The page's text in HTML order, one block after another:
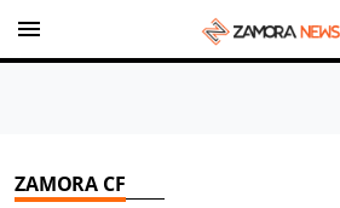
menu
ZAMORA CF